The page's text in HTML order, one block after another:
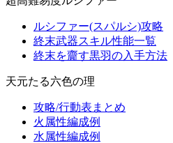
ルシファー(スパルシ)攻略
終末武器スキル性能一覧
終末を齎す黒羽の入手方法
天元たる六色の理
攻略/行動表まとめ
火属性編成例
水属性編成例